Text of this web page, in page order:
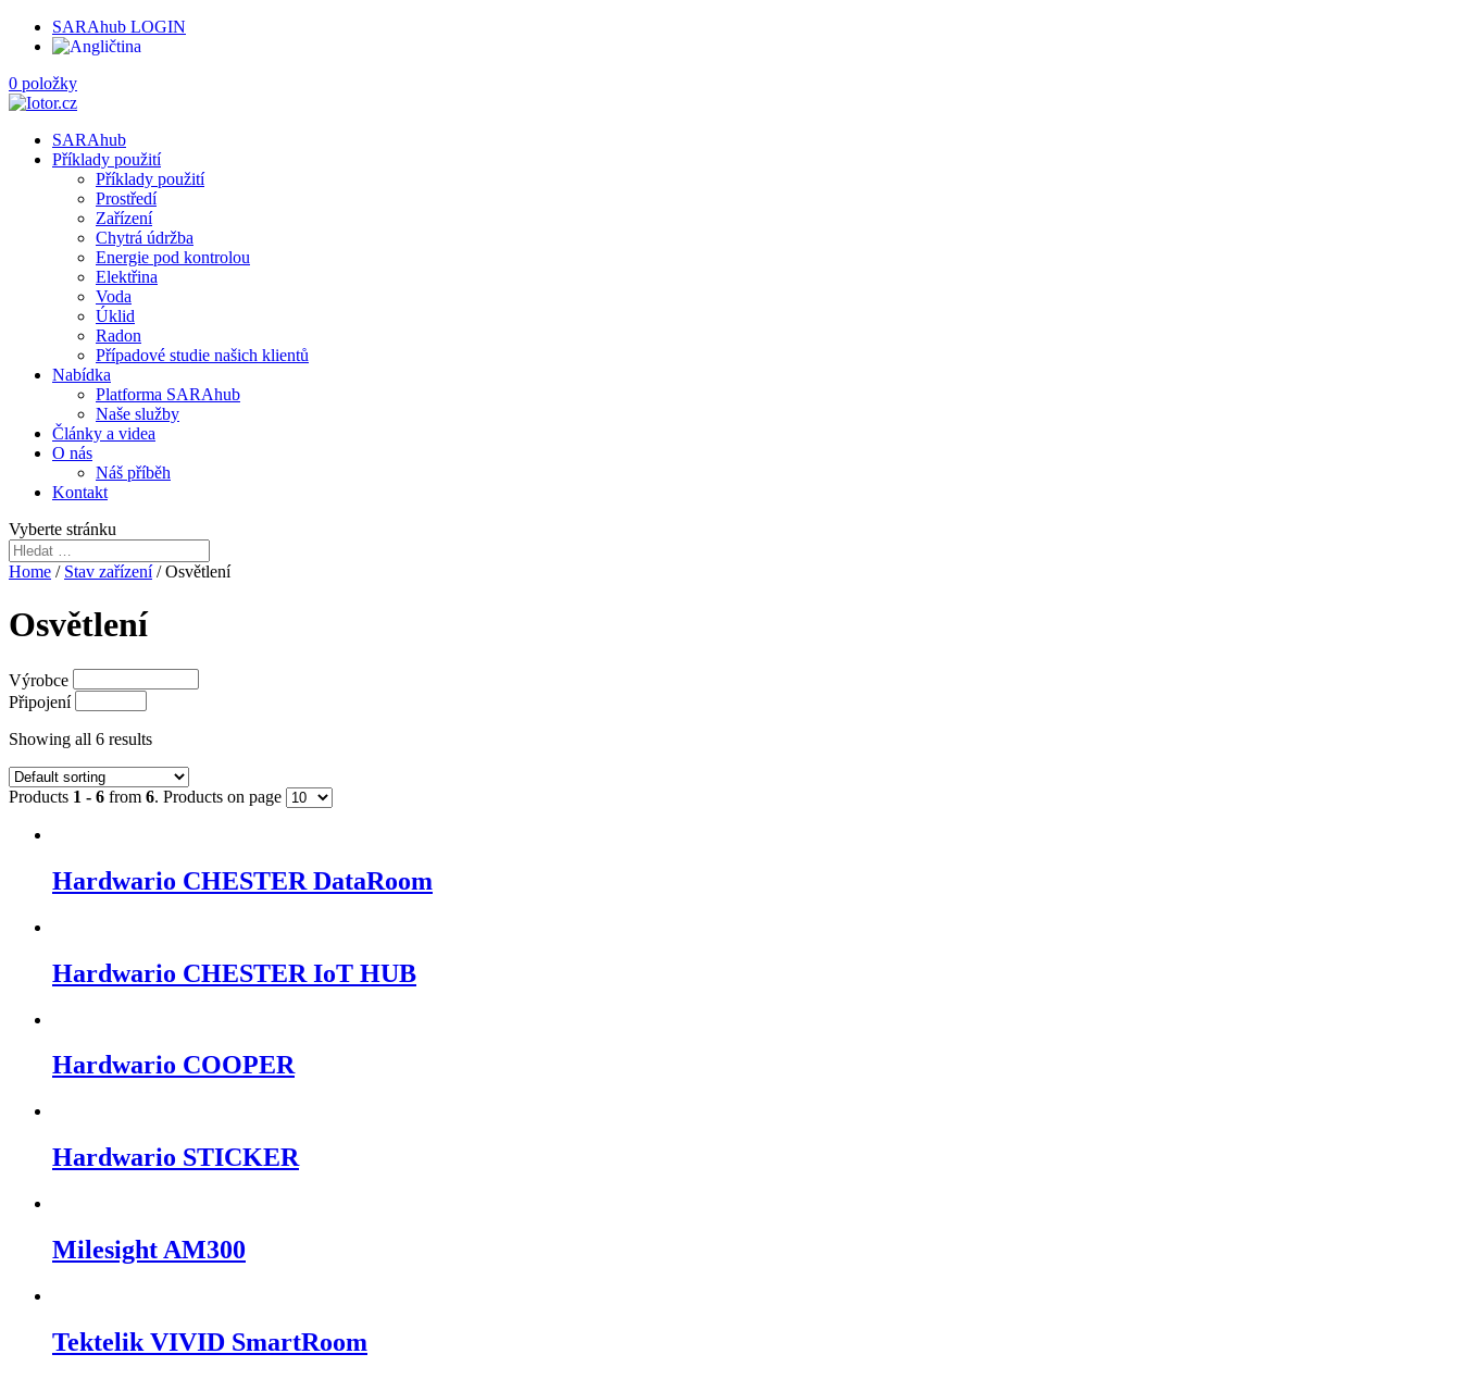
SARAhub LOGIN
0 položky
SARAhub
Příklady použití
Příklady použití
Prostředí
Zařízení
Chytrá údržba
Energie pod kontrolou
Elektřina
Voda
Úklid
Radon
Případové studie našich klientů
Nabídka
Platforma SARAhub
Naše služby
Články a videa
O nás
Náš příběh
Kontakt
Vyberte stránku
Home / Stav zařízení/ Osvětlení
Osvětlení
Výrobce
Připojení
Showing all 6 results
Products 1 - 6 from 6. Products on page
Hardwario CHESTER DataRoom
Hardwario CHESTER IoT HUB
Hardwario COOPER
Hardwario STICKER
Milesight AM300
Tektelik VIVID SmartRoom